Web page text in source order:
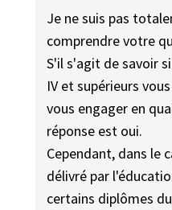
Je ne suis pas
comprendre votre
S'il s'agit de savoir
IV et supérieurs
vous engager en
réponse est oui.
Cependant, dans le
délivré par
certains diplômes